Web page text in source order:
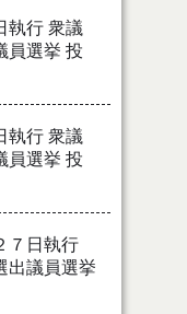
執行 衆議
員選挙 投
執行 衆議
員選挙 投
７日執行
出議員選挙